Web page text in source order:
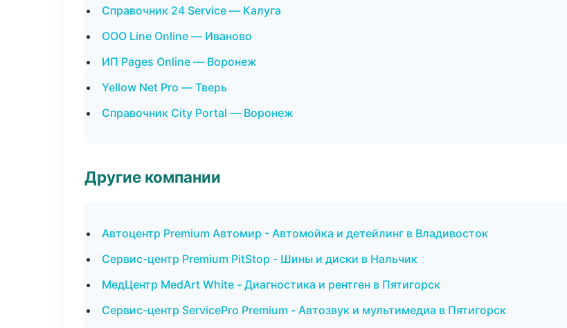
Справочник 24 Service — Калуга
ООО Line Online — Иваново
ИП Pages Online — Воронеж
Yellow Net Pro — Тверь
Справочник City Portal — Воронеж
Другие компании
Автоцентр Premium Автомир - Автомойка и детейлинг в Владивосток
Сервис-центр Premium PitStop - Шины и диски в Нальчик
МедЦентр MedArt White - Диагностика и рентген в Пятигорск
Сервис-центр ServicePro Premium - Автозвук и мультимедиа в Пятигорск